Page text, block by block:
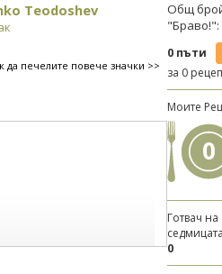
Teodoshev
да печелите повече значки >>
Общ
"Браво!":
0 пъти
за 0
Моите
0
Готвач на
0